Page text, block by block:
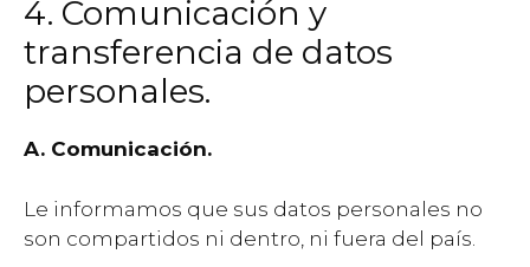
4. Comunicación y
transferencia de datos
personales.
A. Comunicación.
Le informamos que sus datos personales no
son compartidos ni dentro, ni fuera del país.